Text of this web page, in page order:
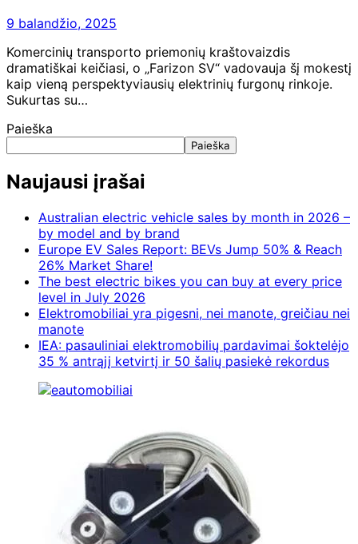
9 balandžio, 2025
Komercinių transporto priemonių kraštovaizdis
dramatiškai keičiasi, o „Farizon SV“ vadovauja šį mokestį
kaip vieną perspektyviausių elektrinių furgonų rinkoje.
Sukurtas su…
Paieška
Paieška
Naujausi įrašai
Australian electric vehicle sales by month in 2026 –
by model and by brand
Europe EV Sales Report: BEVs Jump 50% & Reach
26% Market Share!
The best electric bikes you can buy at every price
level in July 2026
Elektromobiliai yra pigesni, nei manote, greičiau nei
manote
IEA: pasauliniai elektromobilių pardavimai šoktelėjo
35 % antrąjį ketvirtį ir 50 šalių pasiekė rekordus